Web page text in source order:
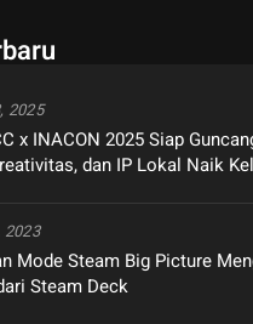
x INACON 2025 Siap
dan IP Lokal Naik
2025
Mode Steam Big Picture
Steam Deck
2023